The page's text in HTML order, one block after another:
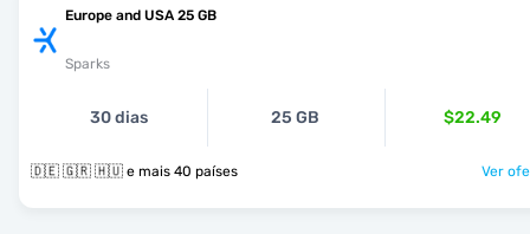
Europe and USA 25 GB
Sparks
30 dias 25 GB $22.49
🇩🇪 🇬🇷 🇭🇺 e mais 40 países Ver